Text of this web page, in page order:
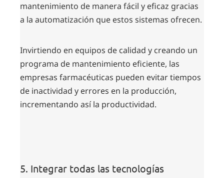
mantenimiento de manera fácil y eficaz gracias
a la automatización que estos sistemas ofrecen.
Invirtiendo en equipos de calidad y creando un
programa de mantenimiento eficiente, las
empresas farmacéuticas pueden evitar tiempos
de inactividad y errores en la producción,
incrementando así la productividad.
5. Integrar todas las tecnologías